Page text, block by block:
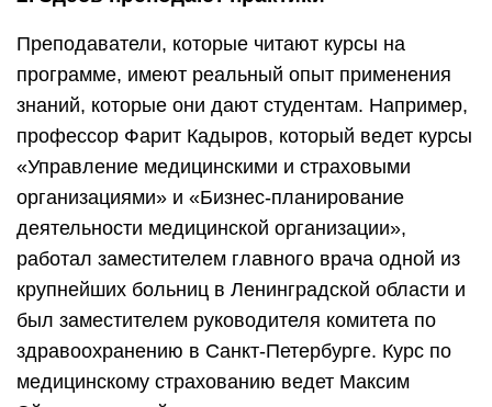
Преподаватели, которые читают курсы на
программе, имеют реальный опыт применения
знаний, которые они дают студентам. Например,
профессор Фарит Кадыров, который ведет курсы
«Управление медицинскими и страховыми
организациями» и «Бизнес-планирование
деятельности медицинской организации»,
работал заместителем главного врача одной из
крупнейших больниц в Ленинградской области и
был заместителем руководителя комитета по
здравоохранению в Санкт-Петербурге. Курс по
медицинскому страхованию ведет Максим